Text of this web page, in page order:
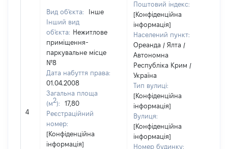
4
Вид об'єкта:
Інше
Інший вид
об'єкта: Нежитлове
приміщення-
паркувальне місце
№8
Дата набуття права:
01.04.2008
Загальна площа
(м2):
17,80
Реєстраційний
номер:
[Конфіденційна
інформація]
Поштовий індекс:
[Конфіденційна
інформація]
Населений пункт:
Ореанда / Ялта /
Автономна
Республіка Крим /
Україна
Тип вулиці:
[Конфіденційна
інформація]
Вулиця:
[Конфіденційна
інформація]
Номер будинку: